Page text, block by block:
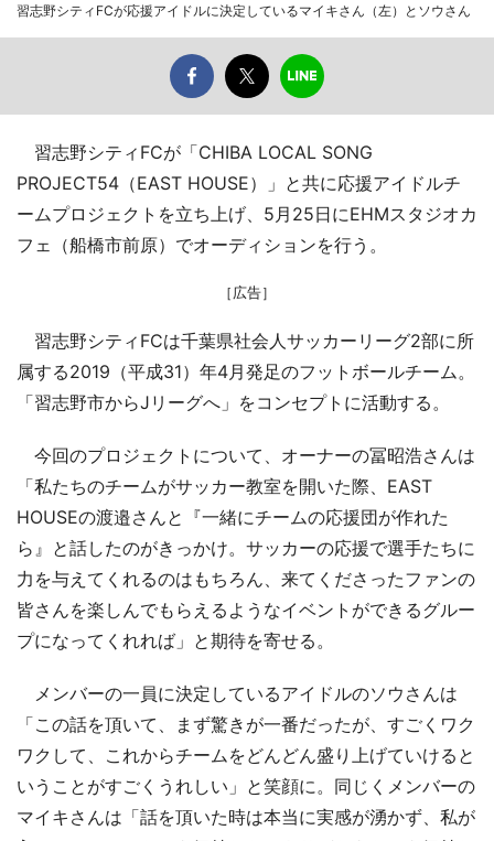
習志野シティFCが応援アイドルに決定しているマイキさん（左）とソウさん
習志野シティFCが「CHIBA LOCAL SONG
PROJECT54（EAST HOUSE）」と共に応援アイドルチ
ームプロジェクトを立ち上げ、5月25日にEHMスタジオカ
フェ（船橋市前原）でオーディションを行う。
［広告］
習志野シティFCは千葉県社会人サッカーリーグ2部に所
属する2019（平成31）年4月発足のフットボールチーム。
「習志野市からJリーグへ」をコンセプトに活動する。
今回のプロジェクトについて、オーナーの冨昭浩さんは
「私たちのチームがサッカー教室を開いた際、EAST
HOUSEの渡邉さんと『一緒にチームの応援団が作れた
ら』と話したのがきっかけ。サッカーの応援で選手たちに
力を与えてくれるのはもちろん、来てくださったファンの
皆さんを楽しんでもらえるようなイベントができるグルー
プになってくれれば」と期待を寄せる。
メンバーの一員に決定しているアイドルのソウさんは
「この話を頂いて、まず驚きが一番だったが、すごくワク
ワクして、これからチームをどんどん盛り上げていけると
いうことがすごくうれしい」と笑顔に。同じくメンバーの
マイキさんは「話を頂いた時は本当に実感が湧かず、私が